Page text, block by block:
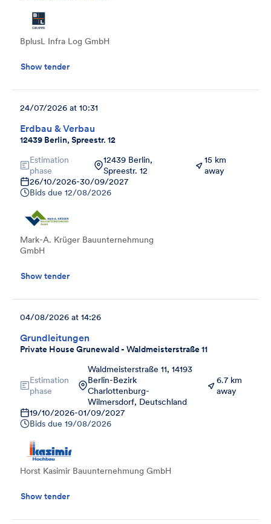
BplusL Infra Log GmbH
Show tender
Erdbau & Verbau
12439 Berlin, Spreestr. 12
24/07/2026 at 10:31
Estimation
phase
12439 Berlin,
Spreestr. 12
15 km
away
26/10/2026-30/09/2027
Bids due 12/08/2026
Mark-A. Krüger Bauunternehmung
GmbH
Show tender
Grundleitungen
Private House Grunewald - Waldmeisterstraße 11
04/08/2026 at 14:26
Estimation
phase
Waldmeisterstraße 11, 14193
Berlin-Bezirk
Charlottenburg-
Wilmersdorf, Deutschland
6.7 km
away
19/10/2026-01/09/2027
Bids due 19/08/2026
Horst Kasimir Bauunternehmung GmbH
Show tender